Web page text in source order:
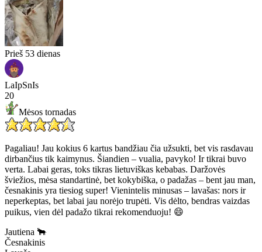
Prieš 53 dienas
LaIpSnIs
20
Mėsos tornadas
Pagaliau! Jau kokius 6 kartus bandžiau čia užsukti, bet vis rasdavau
dirbančius tik kaimynus. Šiandien – vualia, pavyko! Ir tikrai buvo
verta. Labai geras, toks tikras lietuviškas kebabas. Daržovės
šviežios, mėsa standartinė, bet kokybiška, o padažas – bent jau man,
česnakinis yra tiesiog super! Vienintelis minusas – lavašas: nors ir
neperkeptas, bet labai jau norėjo trupėti. Vis dėlto, bendras vaizdas
puikus, vien dėl padažo tikrai rekomenduoju! 😄
Jautiena 🐂
Česnakinis